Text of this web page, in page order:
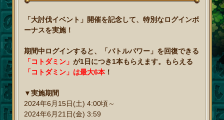
「大討伐イベント」開催を記念して、特別なログインボ
ーナスを実施！
期間中ログインすると、「バトルパワー」を回復できる
「コトダミン」が1日につき1本もらえます。もらえる
「コトダミン」は最大6本 ！
▼実施期間
2024年6月15日(土) 4:00頃～
2024年6月21日(金) 3:59